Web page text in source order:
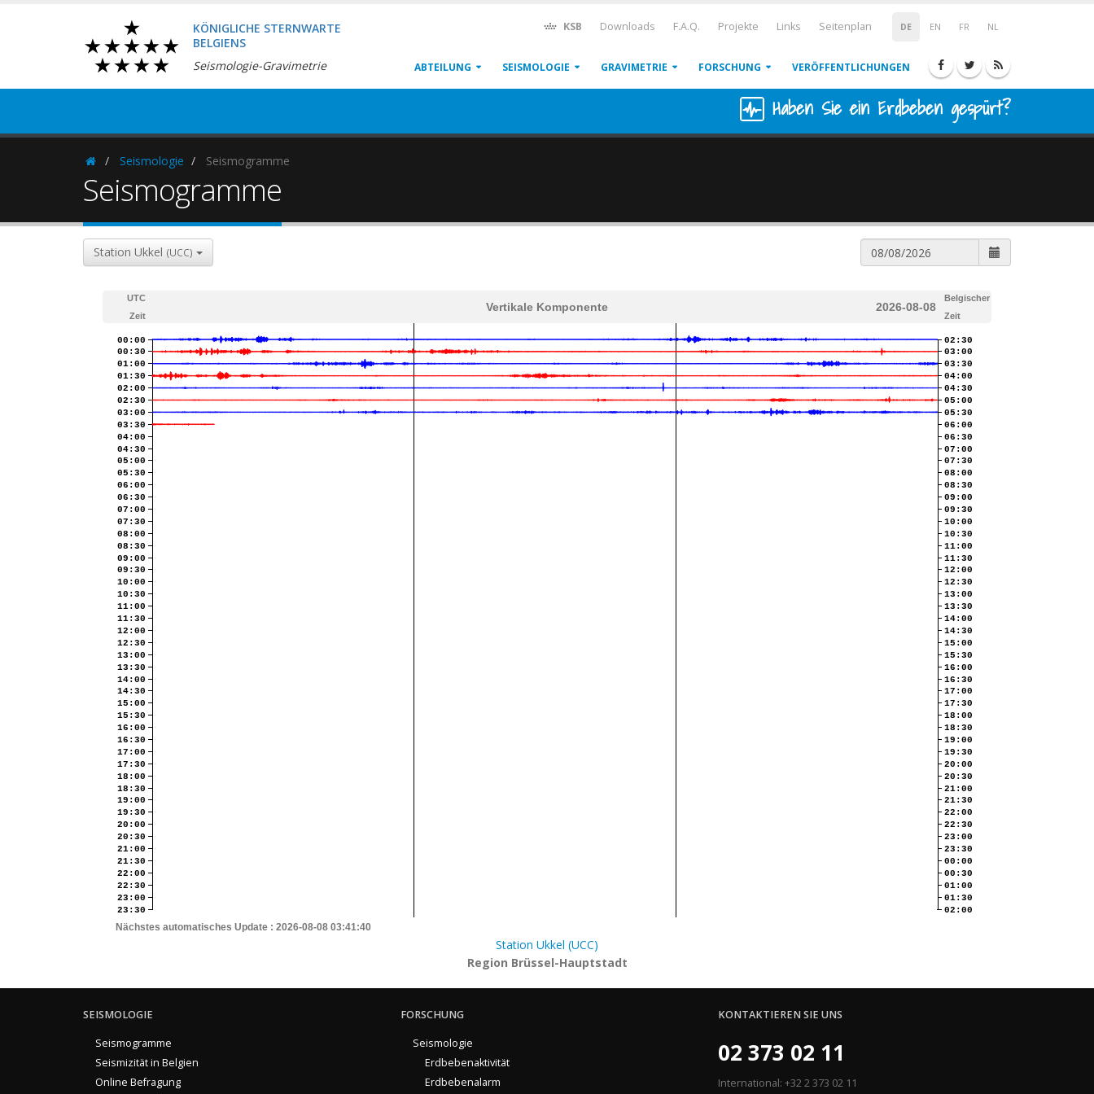
KÖNIGLICHE STERNWARTE
BELGIENS
Seismologie-Gravimetrie
DE EN FR NL
KSB Downloads F.A.Q. Projekte Links Seitenplan
ABTEILUNG SEISMOLOGIE GRAVIMETRIE FORSCHUNG VERÖFFENTLICHUNGEN
Haben Sie ein Erdbeben gespürt?
HomepageSeismologie Seismogramme
Seismogramme
Station Ukkel (UCC)
UTC
Zeit
Vertikale Komponente 2026-08-08
Belgischer
Zeit
00:00
00:30
01:00
01:30
02:00
02:30
03:00
03:30
04:00
04:30
05:00
05:30
06:00
06:30
07:00
07:30
08:00
08:30
09:00
09:30
10:00
10:30
11:00
11:30
12:00
12:30
13:00
13:30
14:00
14:30
15:00
15:30
16:00
16:30
17:00
17:30
18:00
18:30
19:00
19:30
20:00
20:30
21:00
21:30
22:00
22:30
23:00
23:30
02:30
03:00
03:30
04:00
04:30
05:00
05:30
06:00
06:30
07:00
07:30
08:00
08:30
09:00
09:30
10:00
10:30
11:00
11:30
12:00
12:30
13:00
13:30
14:00
14:30
15:00
15:30
16:00
16:30
17:00
17:30
18:00
18:30
19:00
19:30
20:00
20:30
21:00
21:30
22:00
22:30
23:00
23:30
00:00
00:30
01:00
01:30
02:00
Nächstes automatisches Update : 2026-08-08 03:41:40
Station Ukkel (UCC)
Region Brüssel-Hauptstadt
SEISMOLOGIE
Seismogramme
Seismizität in Belgien
Online Befragung
FORSCHUNG
Seismologie
Erdbebenaktivität
Erdbebenalarm
KONTAKTIEREN SIE UNS
02 373 02 11
International: +32 2 373 02 11